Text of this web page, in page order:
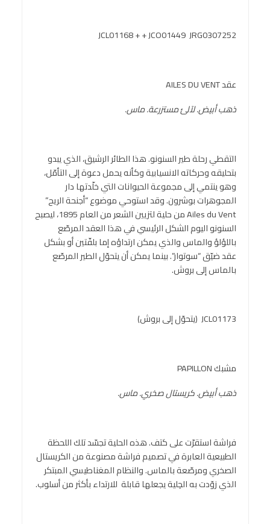
JCL01168 + + JCO01449 JRG0307252
عقد AILES DU VENT
ذهب أبيض. لآلئ مستزرعة. ماس.
التقطي رحلة طير السنونو. هذا الطائر الرشيق، الذي يبدو
بتحليقه وحركاته الانسيابية وكأنه يحمل دعوة إلى التأمّل،
وهو ينتمي إلى مجموعة الحيوانات التي خلّدتها دار
المجوهرات بوشرون. وقد استوحي موضوع “أجنحة الريح”
Ailes du Vent من حلية لتزيين الشعر من العام 1895، ليصبح
السنونو اليوم الشكل الرئيسي في هذا العقد المرصّع
باللؤلؤ والماس والذي يمكن ارتداؤه إما بلفّتين أو بشكل
عقد ضيّق “سوتوار”. بينما يمكن أن يتحوّل الطير المرصّع
بالماس إلى بروش.
JCL01173 (يتحوّل إلى بروش)
مشبك PAPILLON
ذهب أبيض. كريستال صخري. ماس.
فراشة استقرّت على كتف. هذه الحلية تجسّد تلك اللحظة
الطبيعية العابرة في تصميم فراشة مصنوعة من الكريستال
الصخري ومرصّعة بالماس. والنظام المغناطيسي المبتكر
الذي زوّدت به الحِلية يجعلها قابلة للارتداء بأكثر من أسلوب.